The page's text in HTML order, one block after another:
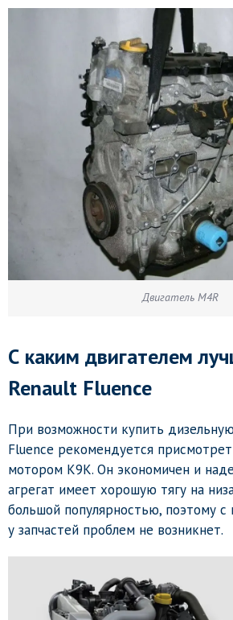
Двигатель M4R
С каким двигателем
Renault Fluence
При возможности купить
Fluence рекомендуется
мотором K9K. Он экономичен и
агрегат имеет хорошую тягу на
большой популярностью, поэтому
у запчастей проблем не возникнет.